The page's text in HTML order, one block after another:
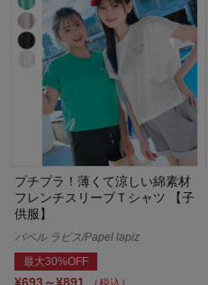
プチプラ！薄くて涼しい綿素材
フレンチスリーブＴシャツ 【子
供服】
パペル ラピス/Papel lapiz
最大30%OFF
¥693～¥891